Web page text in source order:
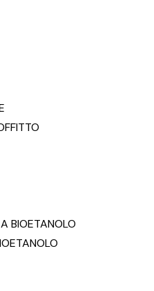
BIOETANOLO